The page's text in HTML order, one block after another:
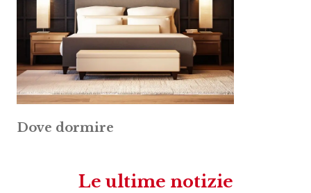
Dove dormire
Le ultime notizie